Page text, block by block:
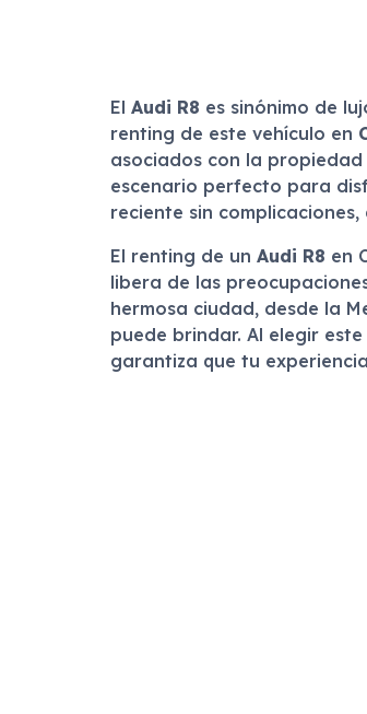
El Audi R8 es sinónimo de
renting de este vehículo en
asociados con la propiedad
escenario perfecto para
reciente sin
El renting de un Audi R8 en
libera de las
hermosa ciudad, desde la
puede brindar. Al elegir
garantiza que tu